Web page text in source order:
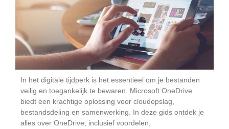
In het digitale tijdperk is het essentieel om je bestanden
veilig en toegankelijk te bewaren. Microsoft OneDrive
biedt een krachtige oplossing voor cloudopslag,
bestandsdeling en samenwerking. In deze gids ontdek je
alles over OneDrive, inclusief voordelen,